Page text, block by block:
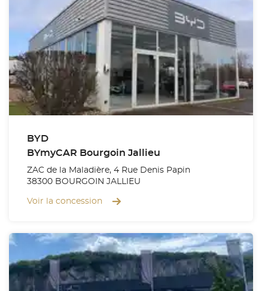
BYD
BYmyCAR Bourgoin Jallieu
ZAC de la Maladière, 4 Rue Denis Papin
38300 BOURGOIN JALLIEU
Voir la concession